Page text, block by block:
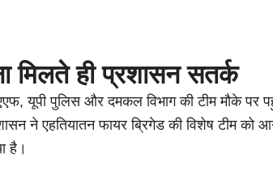
मिलते ही प्रशासन सतर्क
यूपी पुलिस और दमकल विभाग की टीम मौके पर
ने एहतियातन फायर ब्रिगेड की विशेष टीम को
है।